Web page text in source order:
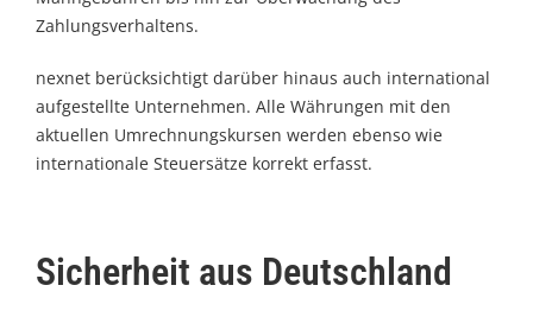
Zahlungsverhaltens.
nexnet berücksichtigt darüber hinaus auch international
aufgestellte Unternehmen. Alle Währungen mit den
aktuellen Umrechnungskursen werden ebenso wie
internationale Steuersätze korrekt erfasst.
Sicherheit aus Deutschland